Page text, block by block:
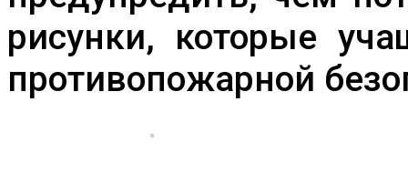
рисунки, которые
противопожарной